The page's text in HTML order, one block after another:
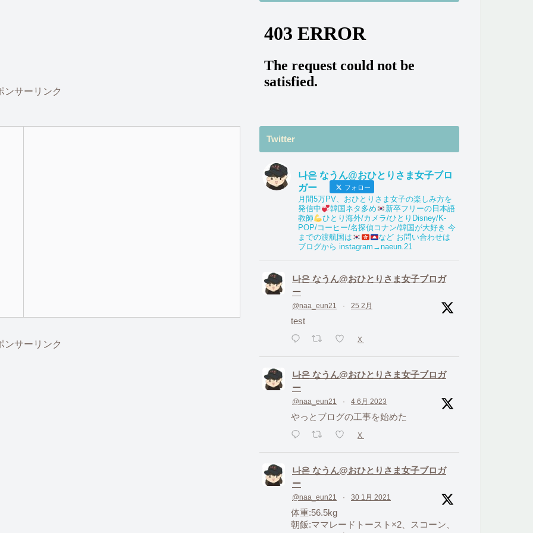
ンサーリンク
ンサーリンク
Twitter
나은 なうん@おひとりさま女子ブロ
ガー
フォロー
月間5万PV、おひとりさま女子の楽しみ方を
発信中
韓国ネタ多め
新卒フリーの日本語
教師
ひとり海外/カメラ/ひとりDisney/K-
POP/コーヒー/名探偵コナン/韓国が大好き 今
までの渡航国は
など お問い合わせは
ブログから instagram→naeun.21
나은 なうん@おひとりさま女子ブロガ
ー
@naa_eun21 · 25 2月
test
X
나은 なうん@おひとりさま女子ブロガ
ー
@naa_eun21 · 4 6月 2023
やっとブログの工事を始めた
X
나은 なうん@おひとりさま女子ブロガ
ー
@naa_eun21 · 30 1月 2021
体重:56.5kg
朝飯:ママレードトースト×2、スコーン、